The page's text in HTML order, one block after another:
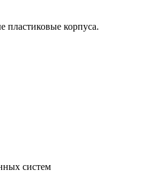
пластиковые корпуса.